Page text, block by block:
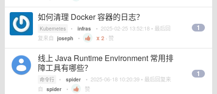
如何清理 Docker 容器的日志？
Kubernetes • infras • 2025-02-25 13:52:18 • 最后回
复来自 joseph • 2 · 赞
1
线上 Java Runtime Environment 常用排
障工具有哪些？
命令行 • spider • 2025-06-18 10:20:39 • 最后回复来
自 spider • 赞
1